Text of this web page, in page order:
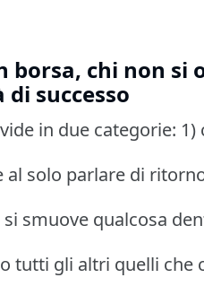
borsa, chi non si
successo
in due categorie:
al solo parlare di
smuove qualcosa
tutti gli altri quelli